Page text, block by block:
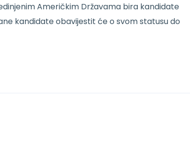
Američkim Državama bira kandidate
kandidate obavijestit će o svom statusu do